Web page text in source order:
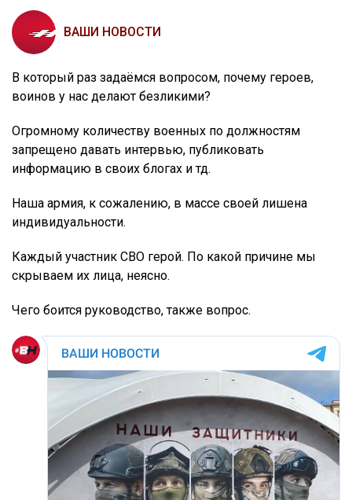
ВАШИ НОВОСТИ
В который раз задаёмся вопросом, почему героев,
воинов у нас делают безликими?
Огромному количеству военных по должностям
запрещено давать интервью, публиковать
информацию в своих блогах и тд.
Наша армия, к сожалению, в массе своей лишена
индивидуальности.
Каждый участник СВО герой. По какой причине мы
скрываем их лица, неясно.
Чего боится руководство, также вопрос.